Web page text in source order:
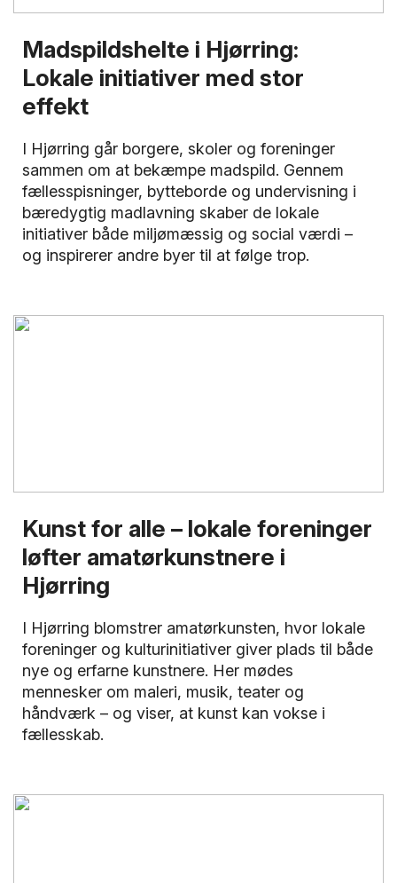
Madspildshelte i Hjørring:
Lokale initiativer med stor
effekt
I Hjørring går borgere, skoler og foreninger
sammen om at bekæmpe madspild. Gennem
fællesspisninger, bytteborde og undervisning i
bæredygtig madlavning skaber de lokale
initiativer både miljømæssig og social værdi –
og inspirerer andre byer til at følge trop.
Kunst for alle – lokale foreninger
løfter amatørkunstnere i
Hjørring
I Hjørring blomstrer amatørkunsten, hvor lokale
foreninger og kulturinitiativer giver plads til både
nye og erfarne kunstnere. Her mødes
mennesker om maleri, musik, teater og
håndværk – og viser, at kunst kan vokse i
fællesskab.